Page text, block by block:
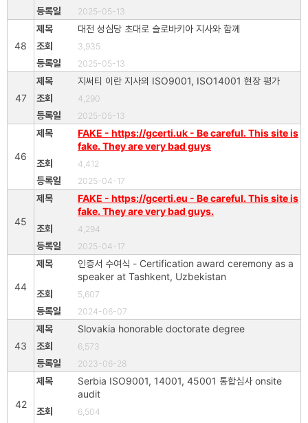
2025-05-13
48
대전 성심당 초대로 슬로바키아 지사와 함께
3,935
2025-05-13
47
지써티 이란 지사의 ISO9001, ISO14001 현장 평가
4,290
2025-05-13
46
FAKE - https://gcerti.uk - Be careful. This site is
fake. They are very bad guys
4,412
2025-04-17
45
FAKE - https://gcerti.eu - Be careful. This site is
fake. They are very bad guys.
4,294
2025-04-17
44
인증서 수여식 - Certification award ceremony as a
speaker at Tashkent, Uzbekistan
5,607
2024-06-07
43
Slovakia honorable doctorate degree
6,573
2023-06-28
42
Serbia ISO9001, 14001, 45001 통합심사 onsite
audit
6,504